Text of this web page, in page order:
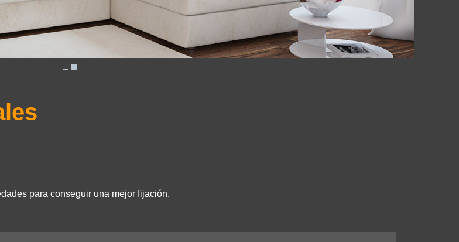
para conseguir una mejor fijación.